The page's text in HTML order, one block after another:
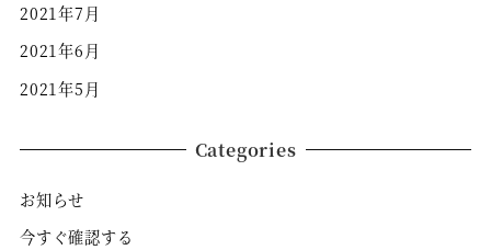
2021年7月
2021年6月
2021年5月
Categories
お知らせ
今すぐ確認する